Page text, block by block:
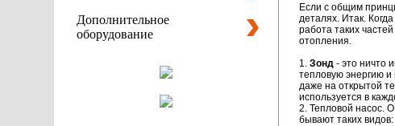
Дополнительное
оборудование
Если с общим
деталях. Итак.
работа таких
отопления.
1. Зонд - это ничто
тепловую энергию и
даже на открытой
используется в
2. Тепловой насос.
бывают таких видов: